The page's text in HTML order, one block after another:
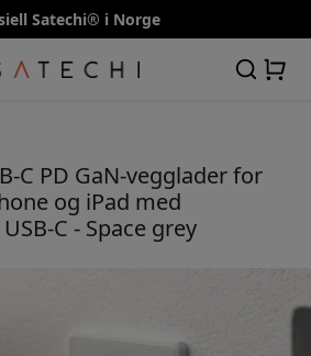
Satechi® i Norge
C PD GaN-vegglader for
og iPad med
C - Space grey